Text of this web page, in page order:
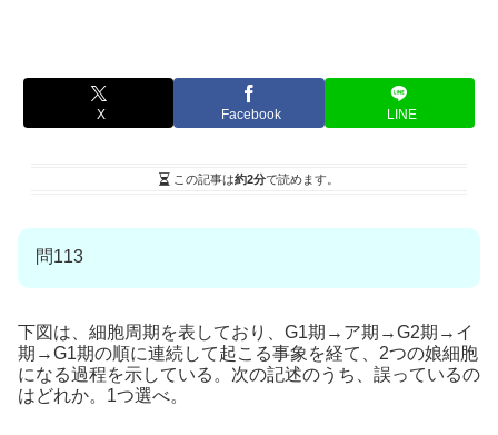
X Facebook LINE
この記事は約2分で読めます。
問113
下図は、細胞周期を表しており、G1期→ア期→G2期→イ
期→G1期の順に連続して起こる事象を経て、2つの娘細胞
になる過程を示している。次の記述のうち、誤っているの
はどれか。1つ選べ。